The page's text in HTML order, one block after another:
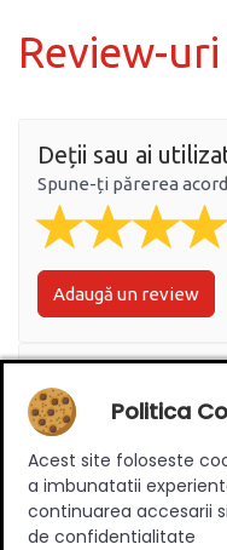
Review-uri
Deții sau ai
Spune-ți părerea
Adaugă un review
0(0 review-uri)
Politica
Acest site foloseste
a imbunatatii
continuarea accesarii
de confidentialitate